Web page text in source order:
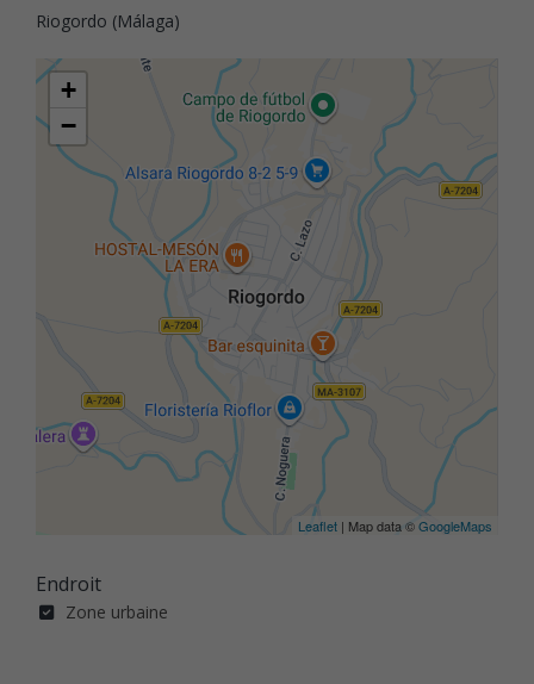
Riogordo (Málaga)
+
−
Leaflet | Map data ©GoogleMaps
Endroit
Zone urbaine